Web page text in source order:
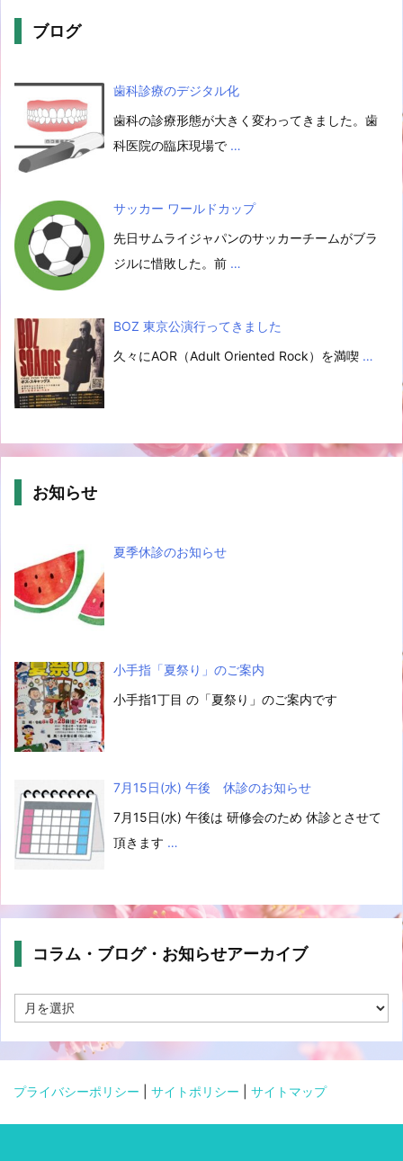
ブログ
歯科診療のデジタル化
歯科の診療形態が大きく変わってきました。歯
科医院の臨床現場で …
サッカー ワールドカップ
先日サムライジャパンのサッカーチームがブラ
ジルに惜敗した。前 …
BOZ 東京公演行ってきました
久々にAOR（Adult Oriented Rock）を満喫 …
お知らせ
夏季休診のお知らせ
小手指「夏祭り」のご案内
小手指1丁目 の「夏祭り」のご案内です
7月15日(水) 午後 休診のお知らせ
7月15日(水) 午後は 研修会のため 休診とさせて
頂きます …
コラム・ブログ・お知らせアーカイブ
ラ
グ・
お
プライバシーポリシー サイトポリシー サイトマップ